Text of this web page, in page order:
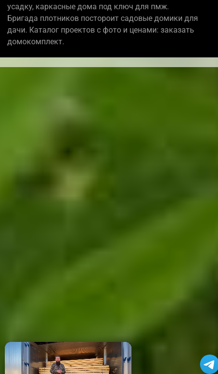
усадку, каркасные дома под ключ для пмж.
Бригада плотников постороит садовые домики для
дачи. Каталог проектов с фото и ценами: заказать
домокомплект.